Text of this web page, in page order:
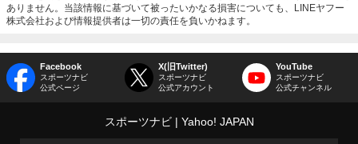
ありません。当該情報に基づいて被ったいかなる損害についても、LINEヤフー
株式会社および情報提供者は一切の責任を負いかねます。
Facebook
スポーツナビ
公式ページ
X(旧Twitter)
スポーツナビ
公式アカウント
YouTube
スポーツナビ
公式チャンネル
スポーツナビ Yahoo! JAPAN